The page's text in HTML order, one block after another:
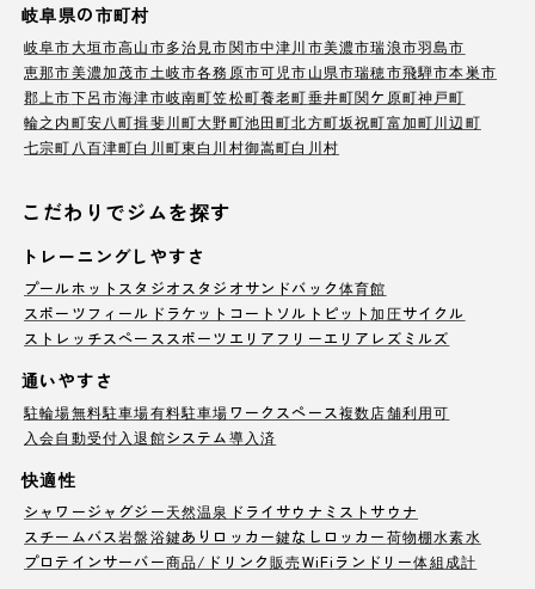
岐阜県の市町村
岐阜市大垣市高山市多治見市関市中津川市美濃市瑞浪市羽島市
恵那市美濃加茂市土岐市各務原市可児市山県市瑞穂市飛騨市本巣市
郡上市下呂市海津市岐南町笠松町養老町垂井町関ケ原町神戸町
輪之内町安八町揖斐川町大野町池田町北方町坂祝町富加町川辺町
七宗町 八百津町白川町東白川村御嵩町白川村
こだわりでジムを探す
トレーニングしやすさ
プールホットスタジオ スタジオサンドバック体育館
スポーツフィールド ラケットコート ソルトピット加圧サイクル
ストレッチスペース スポーツエリア フリーエリア レズミルズ
通いやすさ
駐輪場無料駐車場有料駐車場ワークスペース複数店舗利用可
入会自動受付 入退館システム導入済
快適性
シャワージャグジー天然温泉 ドライサウナ ミストサウナ
スチームバス岩盤浴鍵ありロッカー鍵なしロッカー荷物棚水素水
プロテインサーバー商品/ドリンク販売WiFi ランドリー体組成計